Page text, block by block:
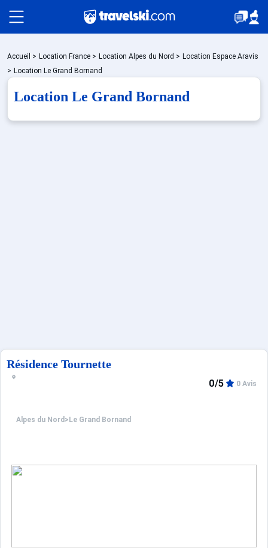
Packages
🚆Train de nuit
Accueil > Location France > Location Alpes du Nord > Location Espace Aravis
> Location Le Grand Bornand
Location Le Grand Bornand
Résidence Tournette
Alpes du Nord > Le Grand Bornand
0/5 0 Avis